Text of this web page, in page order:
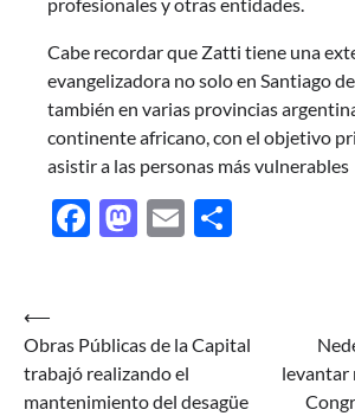
Cabe recordar que Zatti tiene una
evangelizadora no solo en Santiago
también en varias provincias
continente africano, con el objetivo
asistir a las personas más vulnerables
Facebook
Mastodon
Email
Navegación
de
entradas
⟵
Obras Públicas de la Capital
trabajó realizando el
mantenimiento del desagüe
levantar